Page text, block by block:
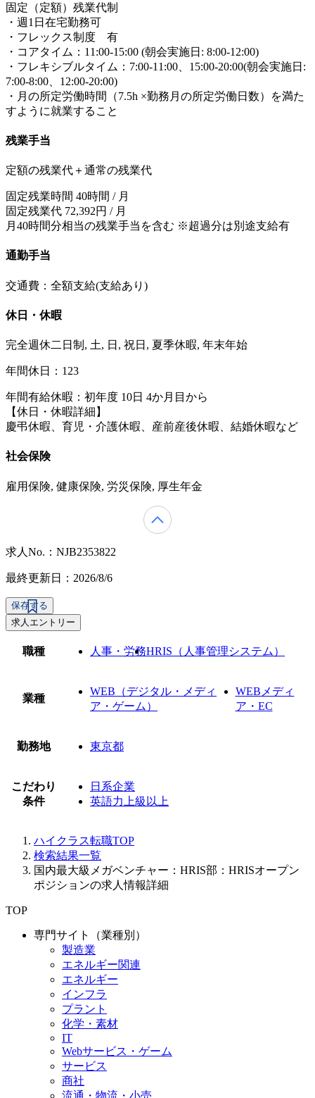
固定（定額）残業代制
・週1日在宅勤務可
・フレックス制度 有
・コアタイム：11:00-15:00 (朝会実施日: 8:00-12:00)
・フレキシブルタイム：7:00-11:00、15:00-20:00(朝会実施日:
7:00-8:00、12:00-20:00)
・月の所定労働時間（7.5h ×勤務月の所定労働日数）を満た
すように就業すること
残業手当
定額の残業代＋通常の残業代
固定残業時間 40時間 / 月
固定残業代 72,392円 / 月
⽉40時間分相当の残業手当を含む ※超過分は別途⽀給有
通勤手当
交通費：全額支給(支給あり)
休日・休暇
完全週休二日制, 土, 日, 祝日, 夏季休暇, 年末年始
年間休日：123
年間有給休暇：初年度 10日 4か月目から
【休日・休暇詳細】
慶弔休暇、育児・介護休暇、産前産後休暇、結婚休暇など
社会保険
雇用保険, 健康保険, 労災保険, 厚生年金
求人No.：NJB2353822
最終更新日：2026/8/6
保存する
求人エントリー
職種 人事・労務HRIS（人事管理システム）
業種
WEB（デジタル・メディ
ア・ゲーム）
WEBメディ
ア・EC
勤務地 東京都
こだわり
条件
日系企業
英語力上級以上
ハイクラス転職TOP
検索結果一覧
国内最大級メガベンチャー：HRIS部：HRISオープン
ポジションの求人情報詳細
TOP
専門サイト（業種別）
製造業
エネルギー関連
エネルギー
インフラ
プラント
化学・素材
IT
Webサービス・ゲーム
サービス
商社
流通・物流・小売